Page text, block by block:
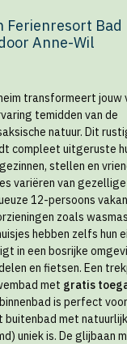
Ferienresort Bad
Anne-Wil
transformeert jouw
temidden van de
natuur. Dit
compleet uitgeruste
stellen en
variëren van
12-persoons
zoals
hebben zelfs hun
in een bosrijke
en fietsen. Een
met gratis
is perfect
buitenbad met
uniek is. De glijbaan